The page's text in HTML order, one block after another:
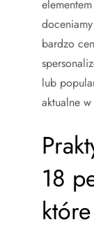
bardzo
lub
aktualne
18